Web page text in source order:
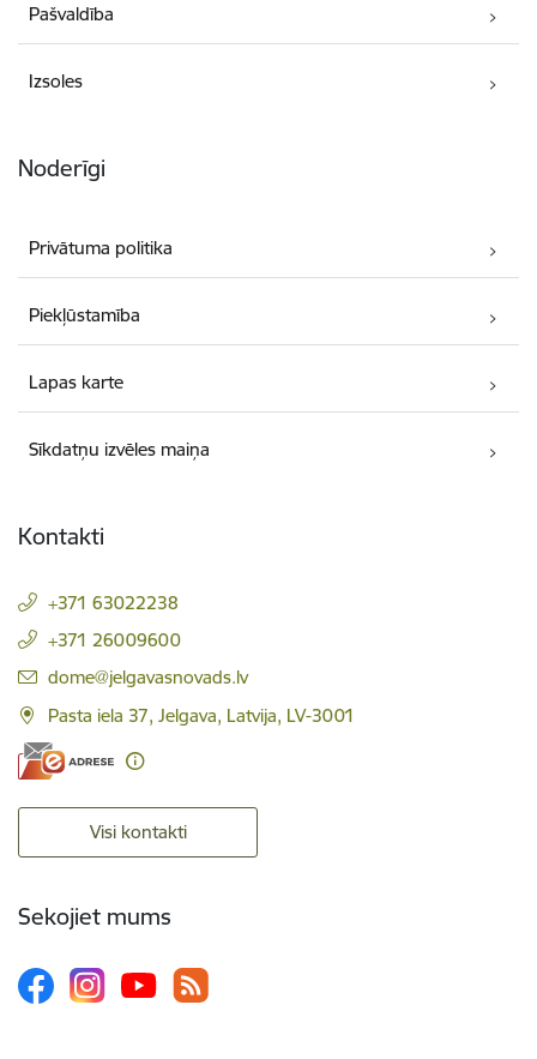
Pašvaldība
Izsoles
Noderīgi
Privātuma politika
Piekļūstamība
Lapas karte
Sīkdatņu izvēles maiņa
Kontakti
+371 63022238
+371 26009600
E-pasts:
dome@jelgavasnovads.lv
Pasta iela 37, Jelgava, Latvija, LV-3001
Visi kontakti
Sekojiet mums